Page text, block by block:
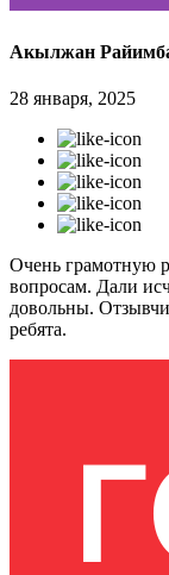
Акылжан
28 января, 2025
Очень грамотную
вопросам. Дали
довольны.
ребята.